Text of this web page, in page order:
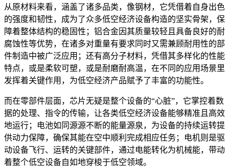
从原材料来看，涵盖了诸多品类，像钢材，它凭借着自身出色
的强度和韧性，成为了众多低空经济设备构造的坚实骨架，保
障着整体结构的稳固性；铝合金因其质量较轻且具备良好的耐
腐蚀性等优势，在诸多对重量有要求同时又需兼顾耐用性的部
件制造中被广泛应用；还有高分子材料，凭借其多样化的性能
特点，或是柔软可塑，或是耐磨耐高温，在不同的应用场景里
发挥着关键作用，为低空经济产品赋予了丰富的功能性。
而在零部件层面，芯片无疑是整个设备的“心脏”，它掌控着数
据的处理、指令的传输，让各类低空经济设备能够精准且高效
地运行；电池如同源源不断的能量源泉，为设备的持续运转提
供动力保障，确保其能在空中顺利完成相应任务；电机则是驱
动设备飞行、运转的关键部件，通过电能转化为机械能，带动
着整个低空设备自如地穿梭于低空领域。